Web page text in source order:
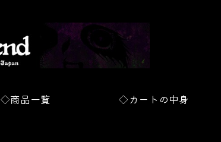
◇商品一覧 ◇カートの中身